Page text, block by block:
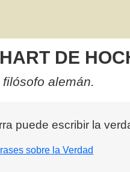
DE
alemán.
puede escribir la
sobre la Verdad